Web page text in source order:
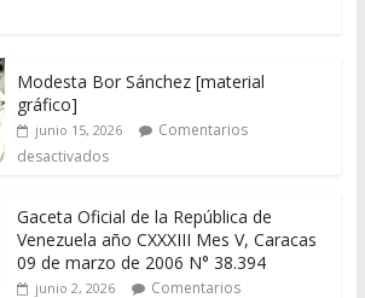
Modesta Bor Sánchez [material
gráfico]
junio 15, 2026
Comentarios
desactivados
Gaceta Oficial de la República de
Venezuela año CXXXIII Mes V, Caracas
09 de marzo de 2006 N° 38.394
junio 2, 2026
Comentarios